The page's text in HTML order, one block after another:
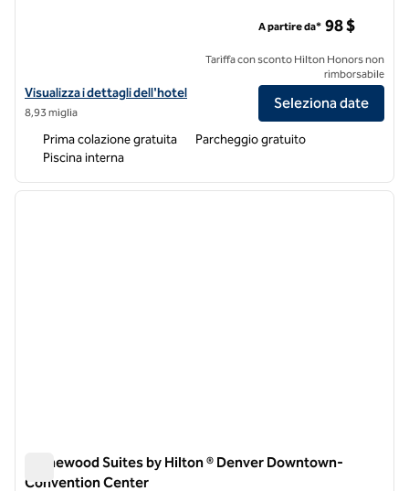
Visualizza i dettagli dell'hotel Home2 Suites by Hilton Denver South
Visualizza i dettagli dell'hotel
8,93 miglia
A partire da* 98 $
Tariffa con sconto Hilton Honors non
rimborsabile
Seleziona date
Prima colazione gratuita
Parcheggio gratuito
Piscina interna
1 di 12
Homewood Suites by Hilton ® Denver Downtown-
Convention Center